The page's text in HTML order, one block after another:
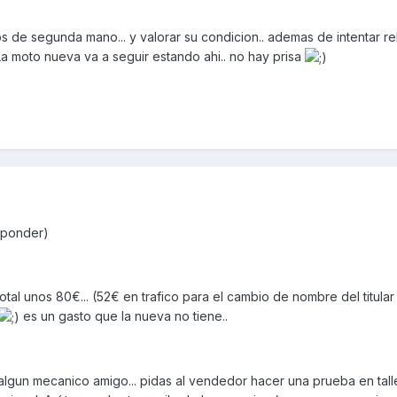
de segunda mano... y valorar su condicion.. ademas de intentar
moto nueva va a seguir estando ahi.. no hay prisa
unos 80€... (52€ en trafico para el cambio de nombre del
es un gasto que la nueva no tiene..
mecanico amigo... pidas al vendedor hacer una prueba en